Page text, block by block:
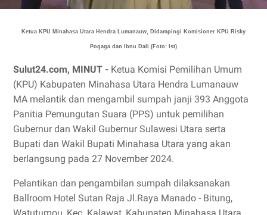
Ketua KPU Minahasa Utara Hendra Lumanauw, Didampingi Komisioner KPU Risky
Pogaga dan Ibnu Dali (Foto: Ist)
Sulut24.com, MINUT - Ketua Komisi Pemilihan Umum
(KPU) Kabupaten Minahasa Utara Hendra Lumanauw
MA melantik dan mengambil sumpah janji 393 Anggota
Panitia Pemungutan Suara (PPS) untuk pemilihan
Gubernur dan Wakil Gubernur Sulawesi Utara serta
Bupati dan Wakil Bupati Minahasa Utara yang akan
berlangsung pada 27 November 2024.
Pelantikan dan pengambilan sumpah dilaksanakan
Ballroom Hotel Sutan Raja Jl.Raya Manado - Bitung,